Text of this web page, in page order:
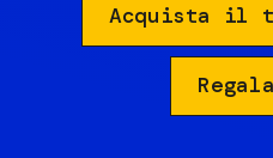
Acquista il